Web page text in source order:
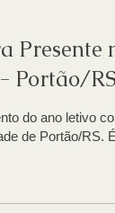
Presente
Portão/
do ano letivo
de Portão/RS.